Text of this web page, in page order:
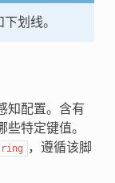
划线。
知配置。含有
特定键值。
，遵循该脚